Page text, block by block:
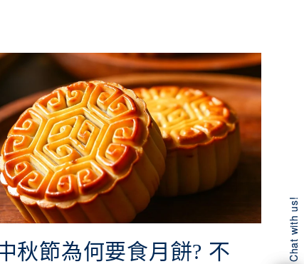
秋節為何要食月餅? 不
Chat with us!
Chat with us!